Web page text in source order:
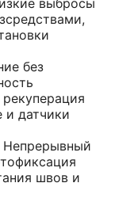
без
и датчики
Непрерывный
швов и